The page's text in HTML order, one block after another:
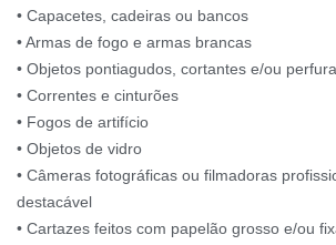
• Capacetes, cadeiras ou bancos
• Armas de fogo e armas brancas
• Objetos pontiagudos, cortantes e/ou
• Correntes e cinturões
• Fogos de artifício
• Objetos de vidro
• Câmeras fotográficas ou filmadoras
destacável
• Cartazes feitos com papelão grosso e/ou